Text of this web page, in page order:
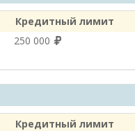
Кредитный лимит
250 000
Кредитный лимит